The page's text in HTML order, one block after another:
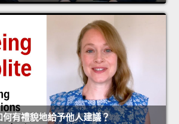
何有禮貌地給予他人建議？